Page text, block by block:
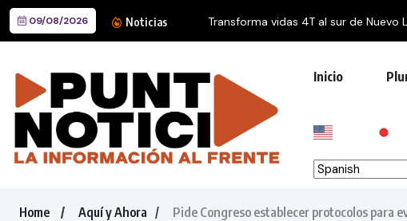
09/08/2026 Noticias Transforma vidas 4T al sur de Nuevo
Inicio
Home Aquí y Ahora Pide Congreso establecer protocolos para